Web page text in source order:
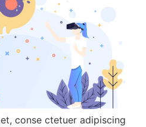
conse ctetuer adipiscing